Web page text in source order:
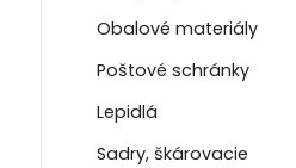
Obalové materiály
Poštové schránky
Lepidlá
Sadry, škárovacie